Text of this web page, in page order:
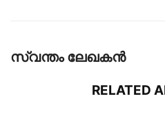
സ്വന്തം ലേഖകന്‍
RELATED